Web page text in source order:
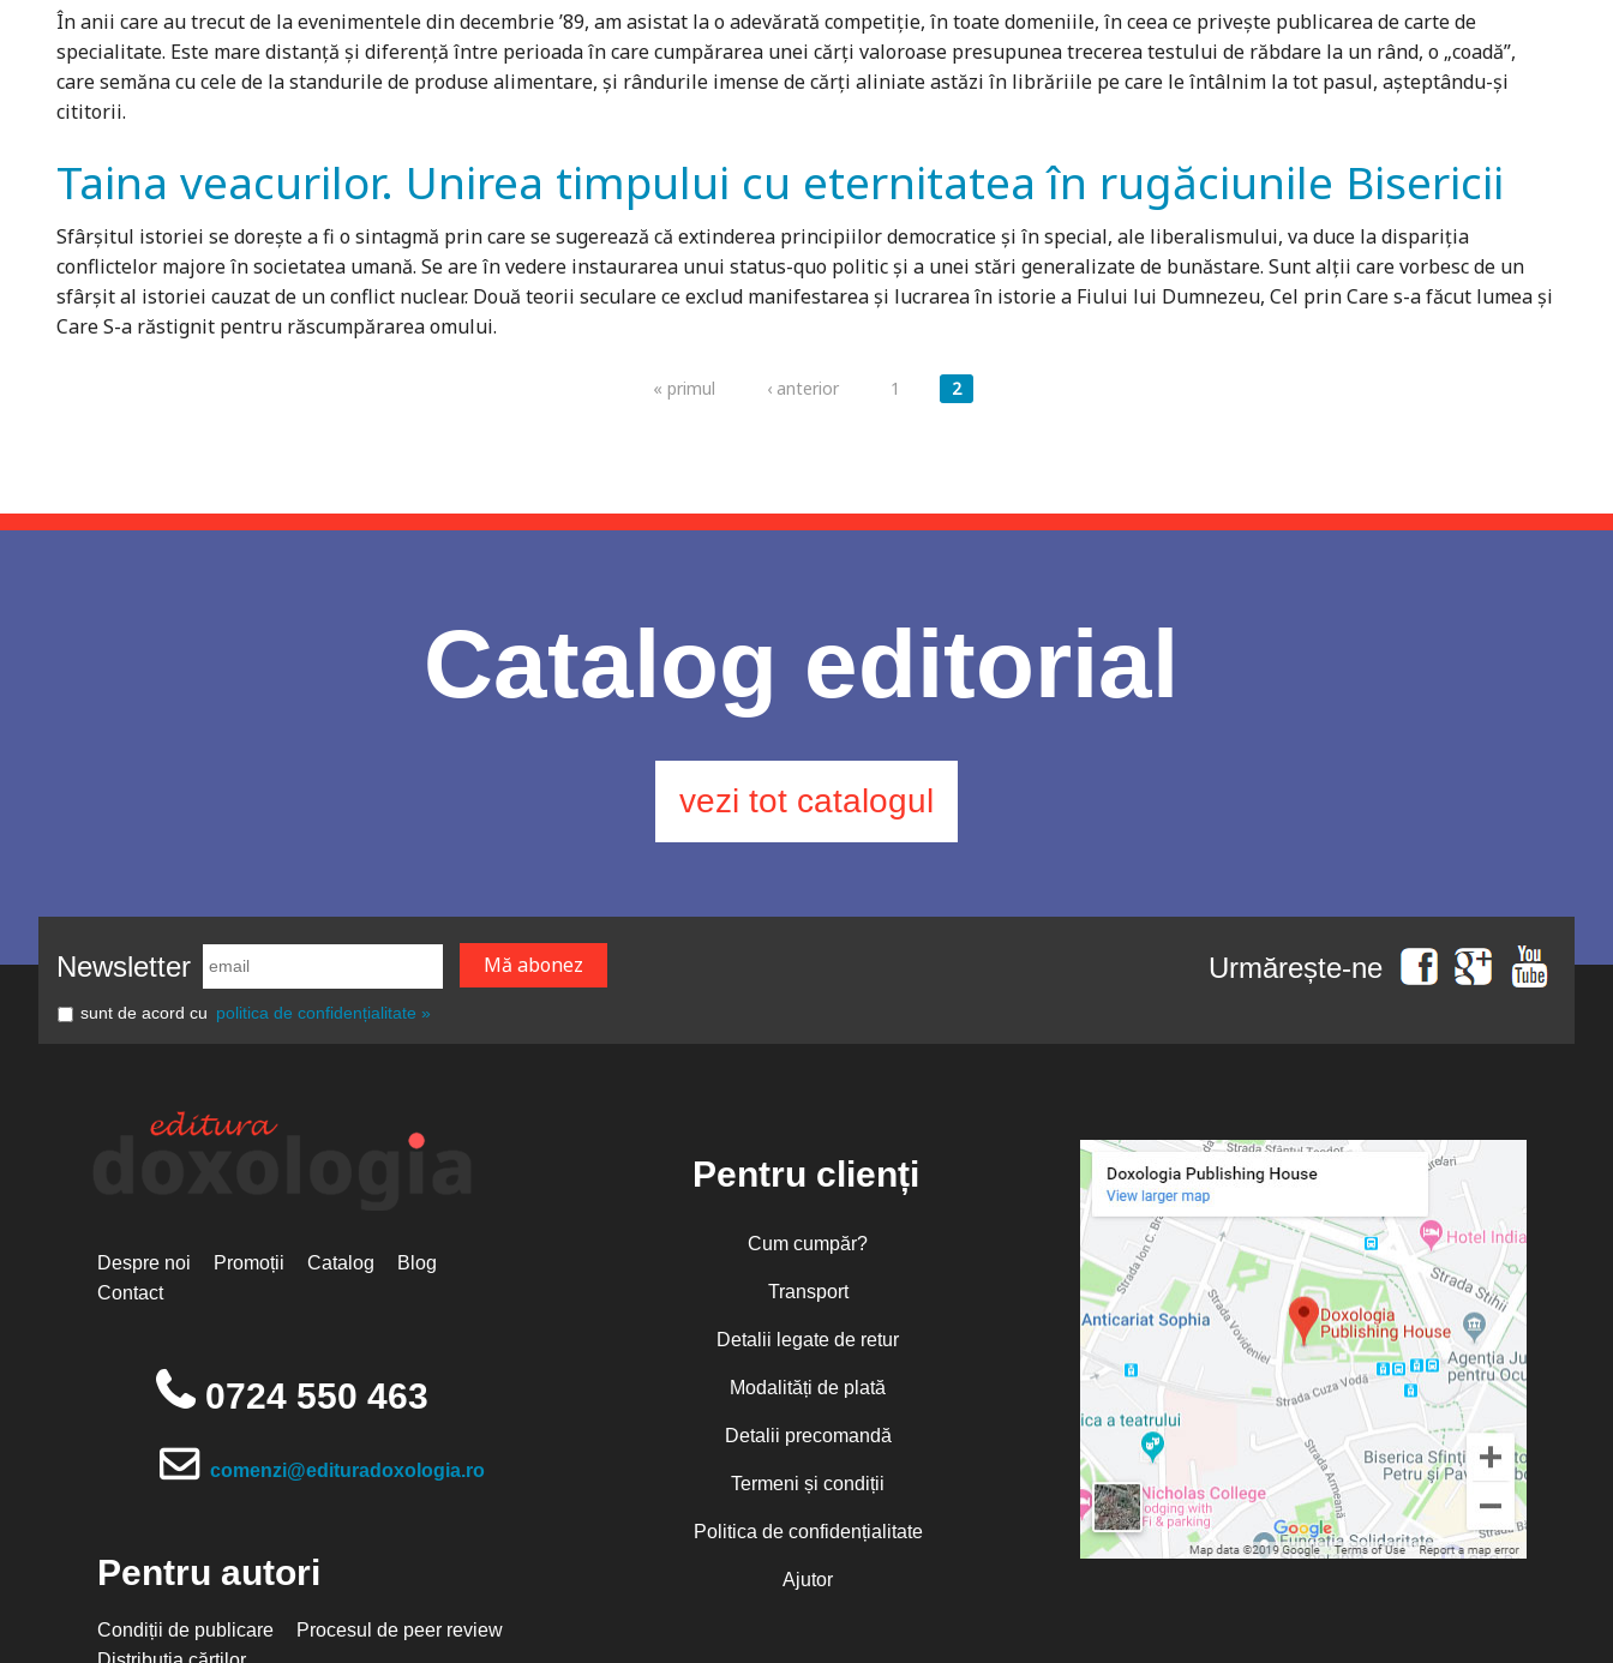
În anii care au trecut de la evenimentele din decembrie ’89, am asistat la o adevărată competiție, în toate domeniile, în ceea ce privește publicarea de carte de
specialitate. Este mare distanță și diferență între perioada în care cumpărarea unei cărți valoroase presupunea trecerea testului de răbdare la un rând, o „coadă”,
care semăna cu cele de la standurile de produse alimentare, și rându­rile imense de cărți aliniate astăzi în librăriile pe care le întâlnim la tot pasul, așteptându-și
cititorii.
Taina veacurilor. Unirea timpului cu eternitatea în rugăciunile Bisericii
Sfârşitul istoriei se doreşte a fi o sintagmă prin care se sugerează că extinderea principiilor democratice şi în special, ale liberalismului, va duce la dispariţia
conflictelor majore în societatea umană. Se are în vedere instaurarea unui status-quo politic şi a unei stări generalizate de bunăstare. Sunt alţii care vorbesc de un
sfârşit al istoriei cauzat de un conflict nuclear. Două teorii seculare ce exclud manifestarea şi lucrarea în istorie a Fiului lui Dumnezeu, Cel prin Care s-a făcut lumea şi
Care S-a răstignit pentru răscumpărarea omului.
« primul ‹ anterior 1 2
Catalog editorial
vezi tot catalogul
Newsletter
sunt de acord cu politica de confidențialitate »
Urmărește-ne
Despre noi Promoții Catalog
Blog
Contact
0724 550 463
comenzi@edituradoxologia.ro
Pentru autori
Condiții de publicare
Procesul de peer review
Pentru clienți
Cum cumpăr?
Transport
Detalii legate de retur
Modalități de plată
Detalii precomandă
Termeni și condiții
Politica de confidențialitate
Ajutor